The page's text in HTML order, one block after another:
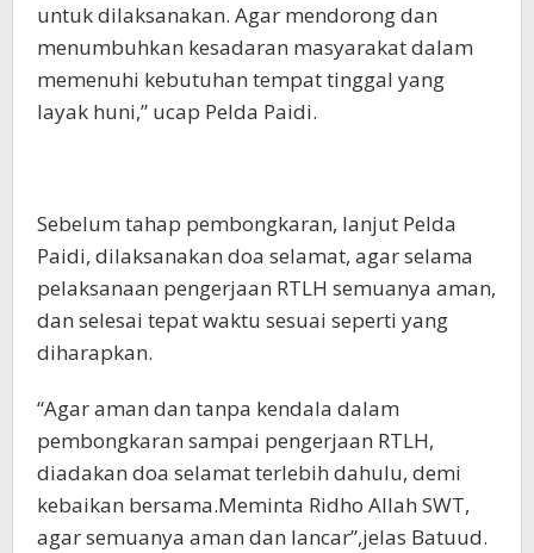
untuk dilaksanakan. Agar mendorong dan
menumbuhkan kesadaran masyarakat dalam
memenuhi kebutuhan tempat tinggal yang
layak huni,” ucap Pelda Paidi.
Sebelum tahap pembongkaran, lanjut Pelda
Paidi, dilaksanakan doa selamat, agar selama
pelaksanaan pengerjaan RTLH semuanya aman,
dan selesai tepat waktu sesuai seperti yang
diharapkan.
“Agar aman dan tanpa kendala dalam
pembongkaran sampai pengerjaan RTLH,
diadakan doa selamat terlebih dahulu, demi
kebaikan bersama.Meminta Ridho Allah SWT,
agar semuanya aman dan lancar”,jelas Batuud.